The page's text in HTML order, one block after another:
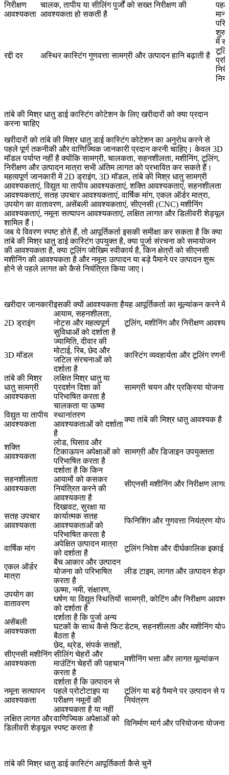
निरीक्षण
आवश्यकता
चालक, तापीय या सीलिंग पुर्जों को सख्त निरीक्षण की
आवश्यकता हो सकती है
पहले
रद्दी दर अस्थिर कास्टिंग गुणवत्ता सामग्री और उत्पादन हानि बढ़ाती है
में
तांबे की मिश्र धातु डाई कास्टिंग कोटेशन के लिए खरीदारों को क्या प्रदान
करना चाहिए
खरीदारों को तांबे की मिश्र धातु डाई कास्टिंग कोटेशन का अनुरोध करने से
पहले पूर्ण तकनीकी और वाणिज्यिक जानकारी प्रदान करनी चाहिए। केवल 3D
मॉडल पर्याप्त नहीं है क्योंकि सामग्री, चालकता, सहनशीलता, मशीनिंग, टूलिंग,
निरीक्षण और उत्पादन मात्रा सभी अंतिम लागत को प्रभावित कर सकते हैं।
महत्वपूर्ण जानकारी में 2D ड्राइंग, 3D मॉडल, तांबे की मिश्र धातु सामग्री
आवश्यकताएं, विद्युत या तापीय आवश्यकताएं, शक्ति आवश्यकताएं, सहनशीलता
आवश्यकताएं, सतह उपचार आवश्यकताएं, वार्षिक मांग, एकल ऑर्डर मात्रा,
उपयोग का वातावरण, असेंबली आवश्यकताएं, सीएनसी (CNC) मशीनिंग
आवश्यकताएं, नमूना सत्यापन आवश्यकताएं, लक्षित लागत और डिलीवरी शेड्यूल
शामिल हैं।
जब ये विवरण स्पष्ट होते हैं, तो आपूर्तिकर्ता इसकी समीक्षा कर सकता है कि क्या
तांबे की मिश्र धातु डाई कास्टिंग उपयुक्त है, क्या पुर्जा संरचना को समायोजन
की आवश्यकता है, क्या टूलिंग जोखिम स्वीकार्य है, किन क्षेत्रों को सीएनसी
मशीनिंग की आवश्यकता है और नमूना उत्पादन या बड़े पैमाने पर उत्पादन शुरू
होने से पहले लागत को कैसे नियंत्रित किया जाए।
खरीदार जानकारीइसकी क्यों आवश्यकता हैयह आपूर्तिकर्ता का मूल्यांकन करने
2D ड्राइंग
आयाम, सहनशीलता,
नोट्स और महत्वपूर्ण
सुविधाओं को दर्शाता है
टूलिंग, मशीनिंग और निरीक्षण
3D मॉडल
ज्यामिति, दीवार की
मोटाई, रिब, छेद और
जटिल संरचनाओं को
दर्शाता है
कास्टिंग व्यवहार्यता और टूलिंग
तांबे की मिश्र
धातु सामग्री
आवश्यकता
लक्षित मिश्र धातु या
प्रदर्शन दिशा को
परिभाषित करता है
सामग्री चयन और प्रक्रिया योजना
विद्युत या तापीय
आवश्यकता
चालकता या ऊष्मा
स्थानांतरण
आवश्यकताओं को दर्शाता
है
क्या तांबे की मिश्र धातु आवश्यक है
शक्ति
आवश्यकता
लोड, घिसाव और
टिकाऊपन अपेक्षाओं को
परिभाषित करता है
सामग्री और डिजाइन उपयुक्तता
सहनशीलता
आवश्यकता
दर्शाता है कि किन
आयामों को कसकर
नियंत्रित करने की
आवश्यकता है
सीएनसी मशीनिंग और निरीक्षण लागत
सतह उपचार
आवश्यकता
दिखावट, सुरक्षा या
कार्यात्मक सतह
आवश्यकताओं को
परिभाषित करता है
फिनिशिंग और गुणवत्ता नियंत्रण
वार्षिक मांग
अपेक्षित उत्पादन मात्रा
को दर्शाता है
टूलिंग निवेश और दीर्घकालिक इकाई
एकल ऑर्डर
मात्रा
बैच आकार और उत्पादन
योजना को परिभाषित
करता है
लीड टाइम, लागत और उत्पादन
उपयोग का
वातावरण
ऊष्मा, नमी, संक्षारण,
घर्षण या विद्युत स्थितियों
को दर्शाता है
सामग्री, कोटिंग और निरीक्षण
असेंबली
आवश्यकता
दर्शाता है कि पुर्जा अन्य
घटकों के साथ कैसे फिट
बैठता है
डेटम, सहनशीलता और मशीनिंग
सीएनसी मशीनिंग
आवश्यकता
छेद, थ्रेड, संपर्क सतहों,
सीलिंग चेहरों और
माउंटिंग चेहरों की पहचान
करता है
मशीनिंग भत्ता और लागत मूल्यांकन
नमूना सत्यापन
आवश्यकता
दर्शाता है कि उत्पादन से
पहले प्रोटोटाइप या
परीक्षण नमूनों की
आवश्यकता है या नहीं
टूलिंग या बड़े पैमाने पर उत्पादन से
नियंत्रण
लक्षित लागत और
डिलीवरी शेड्यूल
वाणिज्यिक अपेक्षाओं को
स्पष्ट करता है
विनिर्माण मार्ग और परियोजना योजना
तांबे की मिश्र धातु डाई कास्टिंग आपूर्तिकर्ता कैसे चुनें